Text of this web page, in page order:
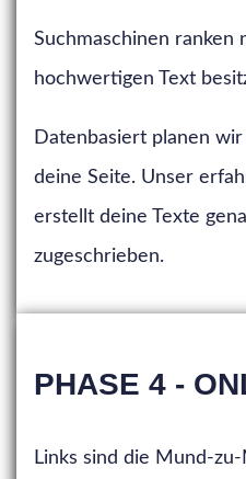
Suchmaschinen ranken
hochwertigen Text
Datenbasiert planen
deine Seite. Unser
erstellt deine Texte
zugeschrieben.
PHASE 4 -
Links sind die Mund-